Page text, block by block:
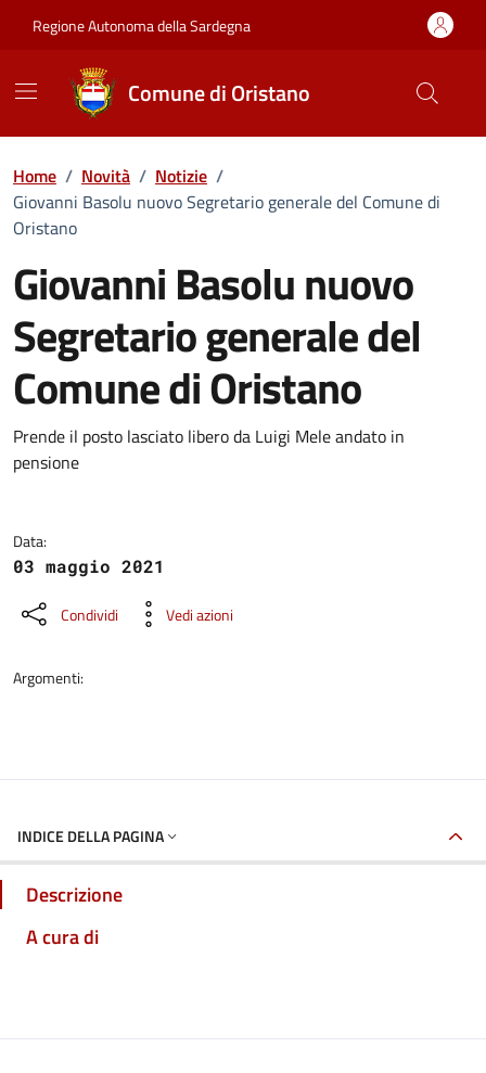
Regione Autonoma della Sardegna
Comune di Oristano
Home / Novità / Notizie /
Giovanni Basolu nuovo Segretario generale del Comune di
Oristano
Giovanni Basolu nuovo
Segretario generale del
Comune di Oristano
Dettagli della notizia
Prende il posto lasciato libero da Luigi Mele andato in
pensione
Data:
03 maggio 2021
Condividi Vedi azioni
Argomenti:
INDICE DELLA PAGINA
Descrizione
A cura di